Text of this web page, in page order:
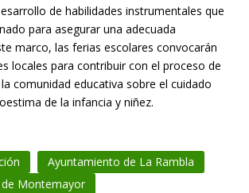
de habilidades instrumentales que
para asegurar una adecuada
marco, las ferias escolares convocarán
locales para contribuir con el proceso de
comunidad educativa sobre el cuidado
de la infancia y niñez.
Ayuntamiento de La Rambla
Montemayor